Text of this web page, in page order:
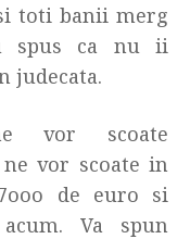
toti banii merg
spus ca nu ii
judecata.
vor scoate
vor scoate in
de euro si
Va spun